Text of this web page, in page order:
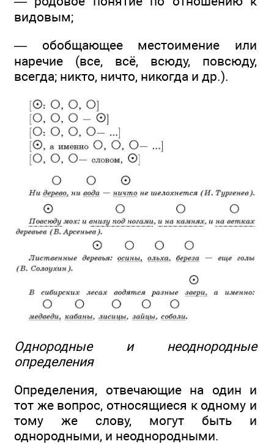
видовым;
— обобщающее местоимение или
наречие (все, всё, всюду, повсюду,
всегда; никто, ничто, никогда и др.).
Однородные и неоднородные
определения
Определения, отвечающие на один и
тот же вопрос, относящиеся к одному и
тому же слову, могут быть и
однородными, и неоднородными.